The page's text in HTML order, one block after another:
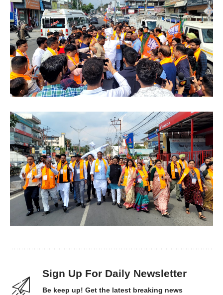
Sign Up For Daily Newsletter
Be keep up! Get the latest breaking news